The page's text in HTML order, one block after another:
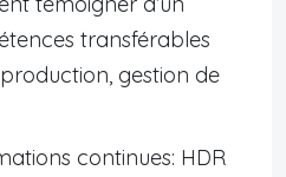
transférables
gestion de
continues: HDR